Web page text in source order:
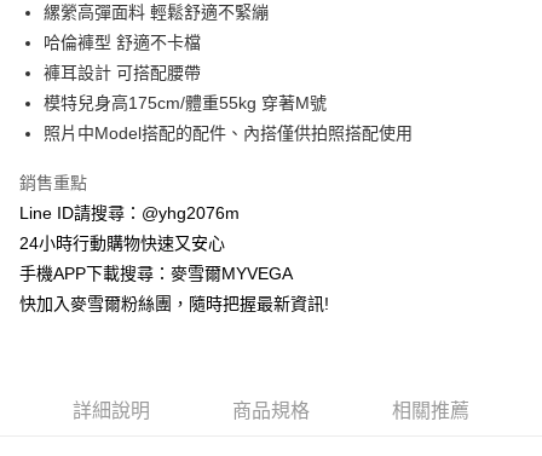
國泰世華商業銀行
臺灣中小企業銀行
匯豐（台灣）商業銀行
聯邦商業銀行
元大商業銀行
永豐商業銀行
玉山商業銀行
星展（台灣）商業銀行
台灣樂天信用卡公司
Apple Pay
街口支付
貨到付款
運送方式
全家取貨付款
每筆NT$100，滿NT$599(含以上)免運費
縲縈高彈面料 輕鬆舒適不緊繃
哈倫褲型 舒適不卡檔
褲耳設計 可搭配腰帶
模特兒身高175cm/體重55kg 穿著M號
照片中Model搭配的配件、內搭僅供拍照搭配使用
銷售重點
Line ID請搜尋：@yhg2076m
24小時行動購物快速又安心
手機APP下載搜尋：麥雪爾MYVEGA
快加入麥雪爾粉絲團，隨時把握最新資訊!
詳細說明 商品規格 相關推薦